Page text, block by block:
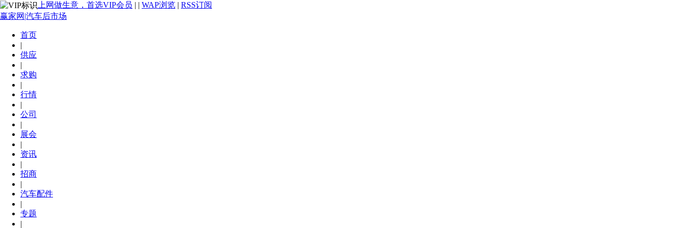
上网做生意，首选VIP会员 | | WAP浏览 | RSS订阅
赢家网|汽车后市场
首页
|
供应
|
求购
|
行情
|
公司
|
展会
|
资讯
|
招商
|
汽车配件
|
专题
|